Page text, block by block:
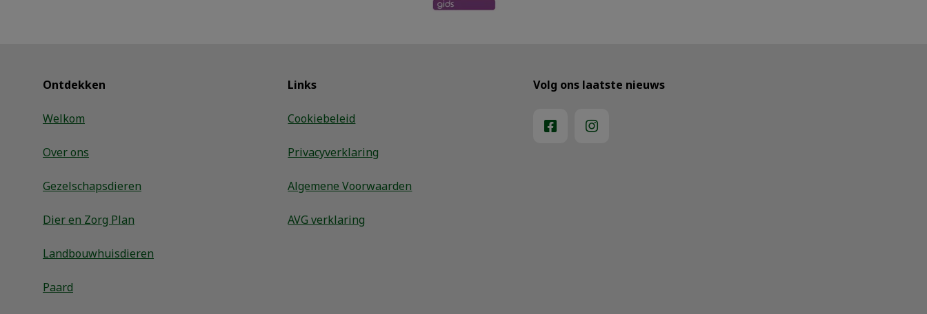
Ontdekken
Welkom
Over ons
Gezelschapsdieren
Dier en Zorg Plan
Landbouwhuisdieren
Paard
Links
Cookiebeleid
Privacyverklaring
Algemene Voorwaarden
AVG verklaring
Volg ons laatste nieuws